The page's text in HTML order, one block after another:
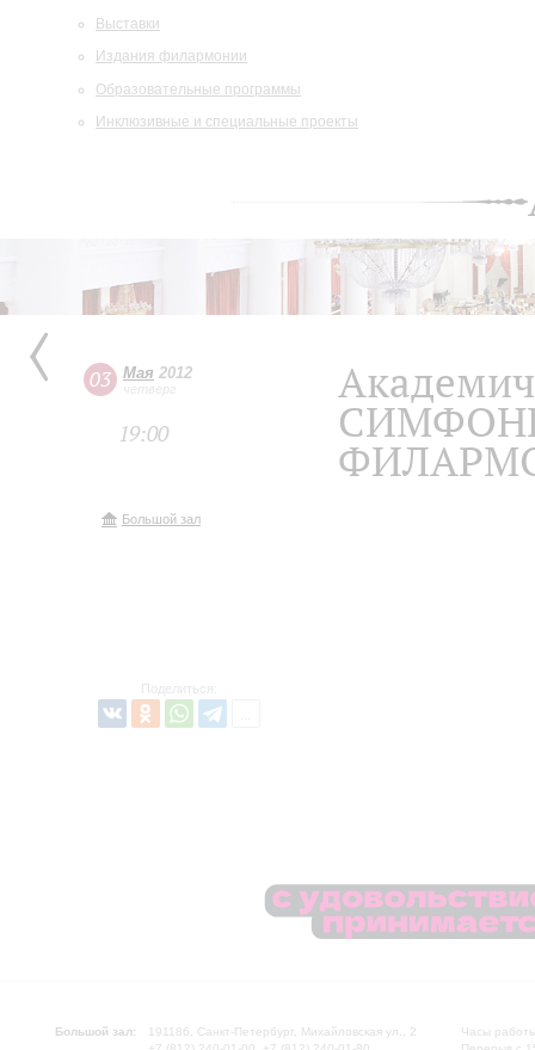
Выставки
Издания филармонии
Образовательные программы
Инклюзивные и специальные проекты
03 Мая 2012
четверг
19:00
Большой зал
Поделиться:
Большой зал:
191186, Санкт-Петербург, Михайловская ул., 2
Часы